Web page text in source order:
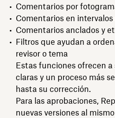
Comentarios por
Comentarios en
Comentarios anclados y
Filtros que ayudan a
revisor o tema
Estas funciones ofrecen
claras y un proceso más
hasta su corrección.
Para las aprobaciones,
nuevas versiones al